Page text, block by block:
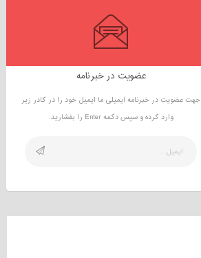
عضویت در خبرنامه
جهت عضویت در خبرنامه ایمیلی ما ایمیل خود را در کادر زیر
وارد کرده و سپس دکمه Enter را بفشارید.